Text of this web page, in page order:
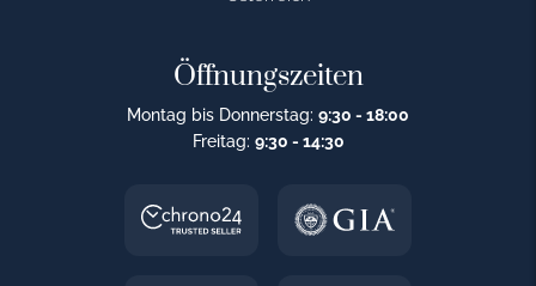
Öffnungszeiten
Montag bis Donnerstag: 9:30 - 18:00
Freitag: 9:30 - 14:30